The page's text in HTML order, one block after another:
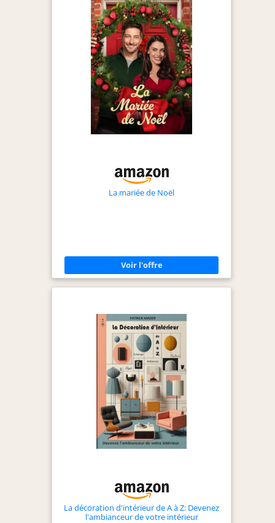
La mariée de Noël
La décoration d'intérieur de A à Z: Devenez
l'ambianceur de votre intérieur